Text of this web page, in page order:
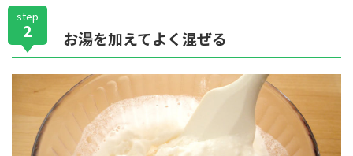
step
2 お湯を加えてよく混ぜる